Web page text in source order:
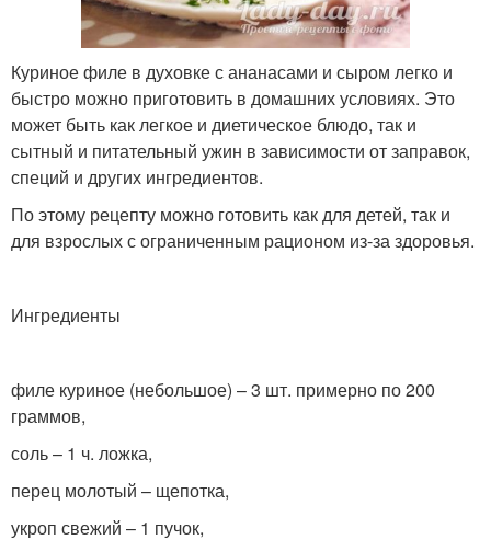
Куриное филе в духовке с ананасами и сыром легко и
быстро можно приготовить в домашних условиях. Это
может быть как легкое и диетическое блюдо, так и
сытный и питательный ужин в зависимости от заправок,
специй и других ингредиентов.
По этому рецепту можно готовить как для детей, так и
для взрослых с ограниченным рационом из-за здоровья.
Ингредиенты
филе куриное (небольшое) – 3 шт. примерно по 200
граммов,
соль – 1 ч. ложка,
перец молотый – щепотка,
укроп свежий – 1 пучок,